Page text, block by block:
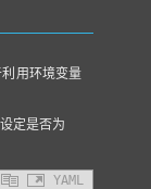
利用环境变量
定是否为
YAML